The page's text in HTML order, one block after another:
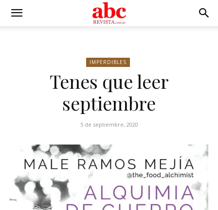
IMPERDIBLES
Tenes que leer
septiembre
5 de septiembre, 2020